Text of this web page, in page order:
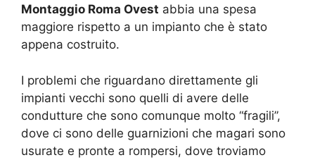
Montaggio Roma Ovest abbia una spesa
maggiore rispetto a un impianto che è stato
appena costruito.
I problemi che riguardano direttamente gli
impianti vecchi sono quelli di avere delle
condutture che sono comunque molto “fragili”,
dove ci sono delle guarnizioni che magari sono
usurate e pronte a rompersi, dove troviamo